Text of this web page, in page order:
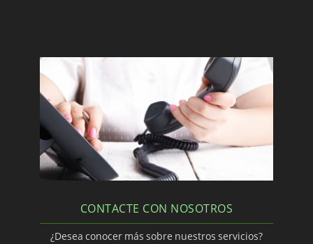
CONTACTE CON NOSOTROS
¿Desea conocer más sobre nuestros servicios?